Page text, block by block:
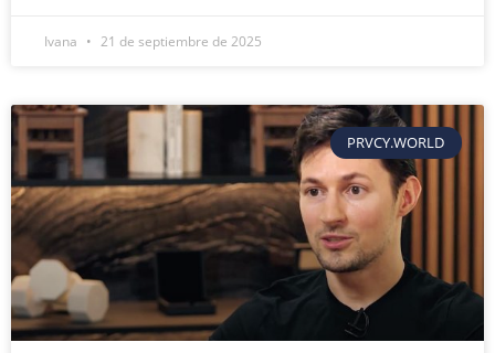
Ivana 21 de septiembre de 2025
PRVCY.WORLD